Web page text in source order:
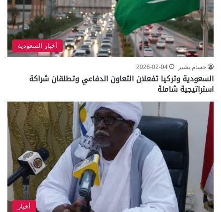
أخبار السعودية
حسام بشير 2026-02-04
السعودية وتركيا تفعلان التعاون الدفاعي وتطلقان شراكة
استراتيجية شاملة
أخبار